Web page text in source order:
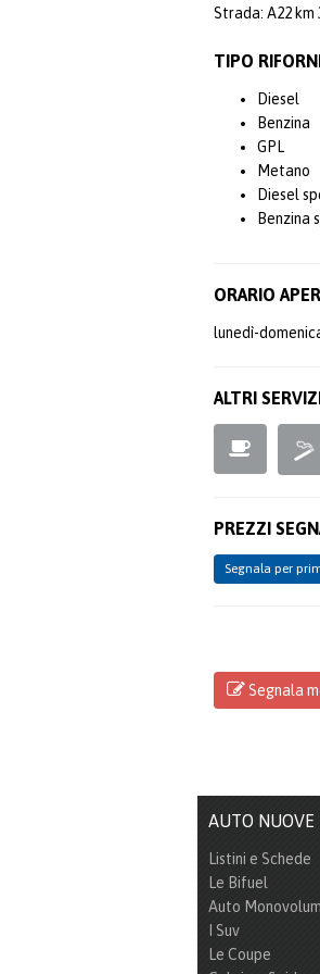
Strada: A22 km
TIPO
Diesel
Benzina
GPL
Metano
Diesel
Benzina
ORARIO
lunedì-
ALTRI
PREZZI
Segnala per
Segnala
AUTO NUOVE
Listini e Schede
Le Bifuel
Auto
I Suv
Le Coupe